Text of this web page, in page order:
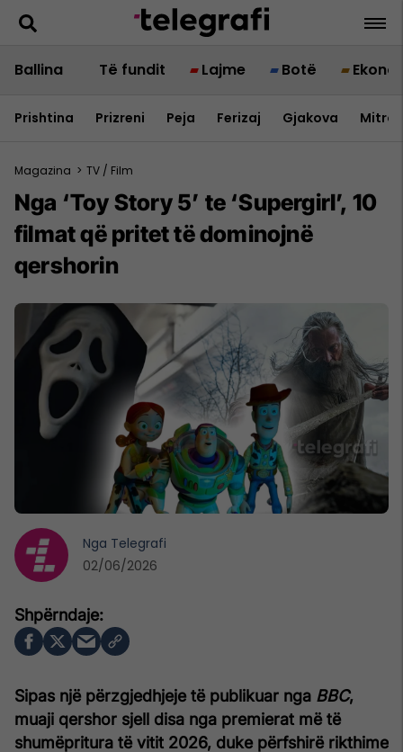
Ballina Të fundit Lajme Botë
Prishtina Prizreni Peja Ferizaj Gjakova
Magazina > TV / Film
Nga ‘Toy Story 5’ te ‘Supergirl’, 10
filmat që pritet të dominojnë
qershorin
Sipas një përzgjedhjeje të publikuar nga BBC,
muaji qershor sjell disa nga premierat më të
shumëpritura të vitit 2026, duke përfshirë rikthime
Nga Telegrafi
02/06/2026